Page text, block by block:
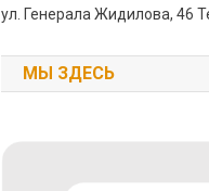
ул. Генерала Жидилова, 46
МЫ ЗДЕСЬ